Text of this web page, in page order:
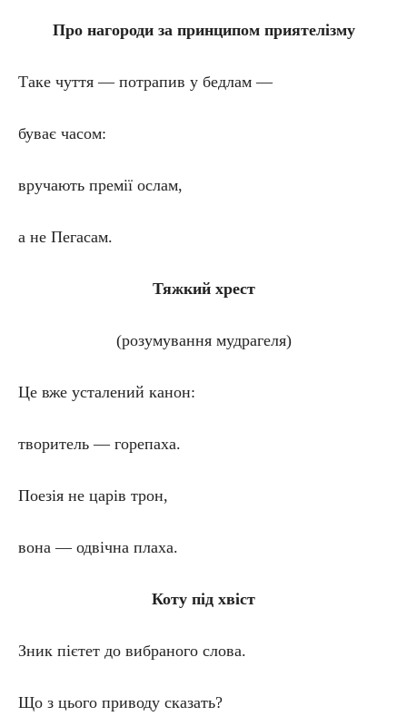
Про нагороди за принципом приятелізму
Таке чуття — потрапив у бедлам —
буває часом:
вручають премії ослам,
а не Пегасам.
Тяжкий хрест
(розумування мудрагеля)
Це вже усталений канон:
творитель — горепаха.
Поезія не царів трон,
вона — одвічна плаха.
Коту під хвіст
Зник пієтет до вибраного слова.
Щo з цього приводу сказать?